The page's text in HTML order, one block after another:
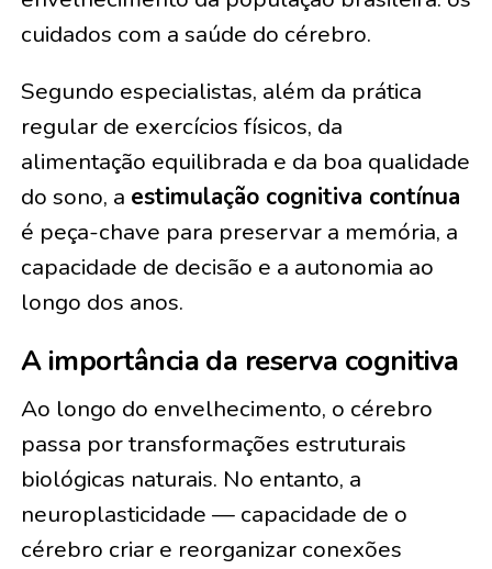
cuidados com a saúde do cérebro.
Segundo especialistas, além da prática
regular de exercícios físicos, da
alimentação equilibrada e da boa qualidade
do sono, a estimulação cognitiva contínua
é peça-chave para preservar a memória, a
capacidade de decisão e a autonomia ao
longo dos anos.
A importância da reserva cognitiva
Ao longo do envelhecimento, o cérebro
passa por transformações estruturais
biológicas naturais. No entanto, a
neuroplasticidade — capacidade de o
cérebro criar e reorganizar conexões